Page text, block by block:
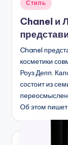
Стиль
Chanel и
Chanel
косметики
Роуз Депп.
состоит из
Об этом